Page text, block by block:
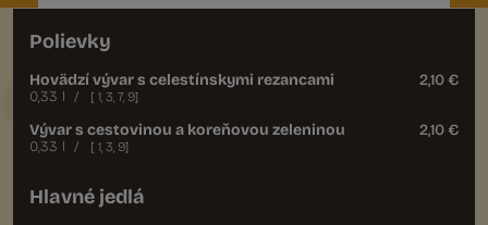
Polievky
Hovädzí vývar s celestínskymi rezancami
0,33 l / [ 1, 3, 7, 9]
2,10 €
Vývar s cestovinou a koreňovou zeleninou
0,33 l / [ 1, 3, 9]
2,10 €
Hlavné jedlá